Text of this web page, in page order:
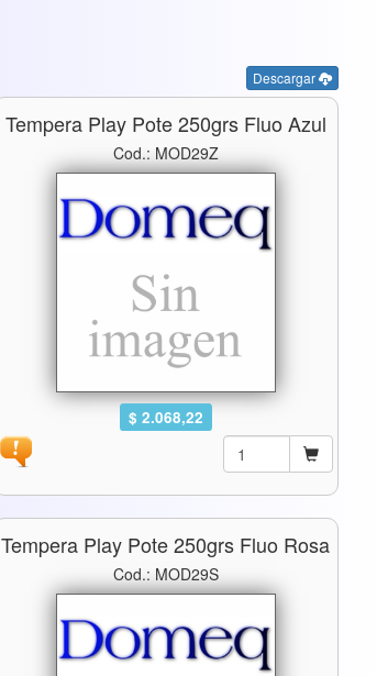
Descargar
Tempera Play Pote 250grs Fluo Azul
Cod.: MOD29Z
$ 2.068,22
Tempera Play Pote 250grs Fluo Rosa
Cod.: MOD29S